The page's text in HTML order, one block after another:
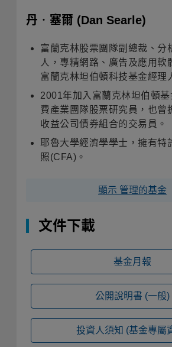
丹‧塞爾 (Dan Searle)
富蘭克林股票團隊副總裁、分
人，專精網路、廣告及應用軟
富蘭克林坦伯頓科技基金經理
2001年加入富蘭克林坦伯頓
費產業團隊股票研究員，也曾
收益公司債券組合的交易員。
耶魯大學經濟學學士，擁有特
照(CFA)。
顯示 管理的基金
文件下載
基金月報
公開說明書 (一般)
投資人須知 (基金專屬